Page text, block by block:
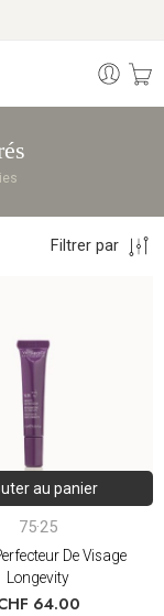
Filtrer par
au panier
75·25
De Visage
Longevity
64.00